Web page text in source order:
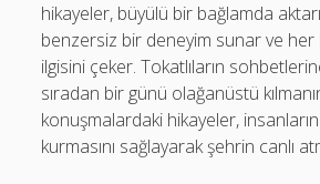
hikayeler, büyülü bir bağlamda
benzersiz bir deneyim sunar ve
ilgisini çeker. Tokatlıların
sıradan bir günü olağanüstü
konuşmalardaki hikayeler,
kurmasını sağlayarak şehrin canlı